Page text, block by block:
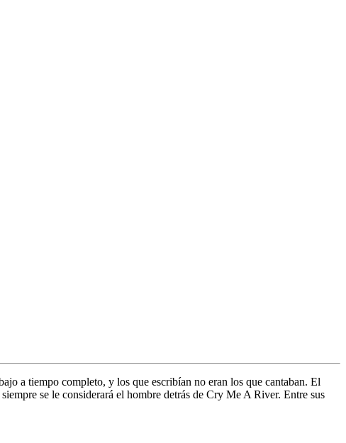
a tiempo completo, y los que escribían no eran los que cantaban. El
se le considerará el hombre detrás de Cry Me A River. Entre sus